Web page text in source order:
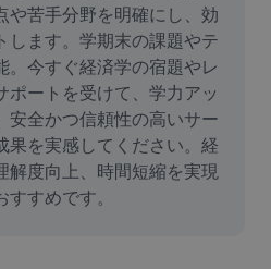
や苦手分野を明確にし、効
します。学期末の課題やテ
。今すぐ経済学の宿題やレ
ポートを受けて、学力アッ
安全かつ信頼性の高いサー
果を実感してください。経
解度向上、時間短縮を実現
すめです。